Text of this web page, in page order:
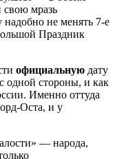
свою мразь
не менять 7-е
Праздник
официальную дату
одной стороны, и как
Именно оттуда
Оста, и у
— народа,